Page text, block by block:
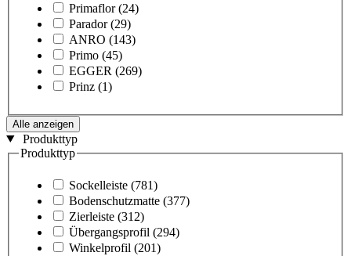
Primaflor (24)
Parador (29)
ANRO (143)
Primo (45)
EGGER (269)
Prinz (1)
Alle anzeigen
Produkttyp
Produkttyp
Sockelleiste (781)
Bodenschutzmatte (377)
Zierleiste (312)
Übergangsprofil (294)
Winkelprofil (201)